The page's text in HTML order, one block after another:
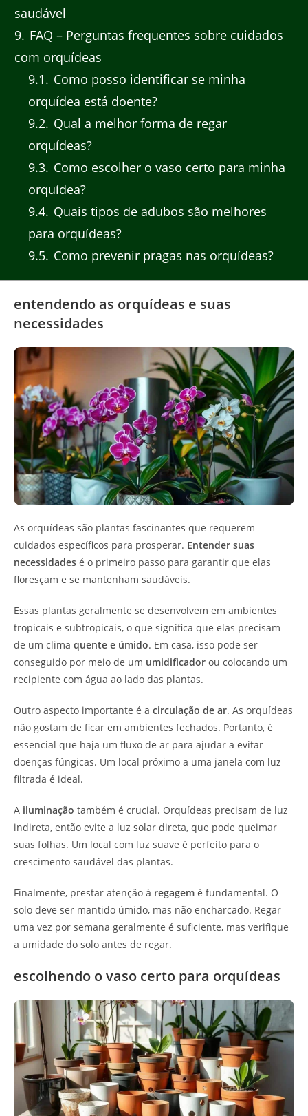
saudável
9 FAQ – Perguntas frequentes sobre cuidados
com orquídeas
9.1
Como posso identificar se minha
orquídea está doente?
9.2 Qual a melhor forma de regar
orquídeas?
9.3 Como escolher o vaso certo para minha
orquídea?
9.4 Quais tipos de adubos são melhores
para orquídeas?
9.5 Como prevenir pragas nas orquídeas?
entendendo as orquídeas e suas
necessidades
As orquídeas são plantas fascinantes que requerem
cuidados específicos para prosperar. Entender suas
necessidades é o primeiro passo para garantir que elas
floresçam e se mantenham saudáveis.
Essas plantas geralmente se desenvolvem em ambientes
tropicais e subtropicais, o que significa que elas precisam
de um clima quente e úmido. Em casa, isso pode ser
conseguido por meio de um umidificador ou colocando um
recipiente com água ao lado das plantas.
Outro aspecto importante é a circulação de ar. As orquídeas
não gostam de ficar em ambientes fechados. Portanto, é
essencial que haja um fluxo de ar para ajudar a evitar
doenças fúngicas. Um local próximo a uma janela com luz
filtrada é ideal.
A iluminação também é crucial. Orquídeas precisam de luz
indireta, então evite a luz solar direta, que pode queimar
suas folhas. Um local com luz suave é perfeito para o
crescimento saudável das plantas.
Finalmente, prestar atenção à regagem é fundamental. O
solo deve ser mantido úmido, mas não encharcado. Regar
uma vez por semana geralmente é suficiente, mas verifique
a umidade do solo antes de regar.
escolhendo o vaso certo para orquídeas